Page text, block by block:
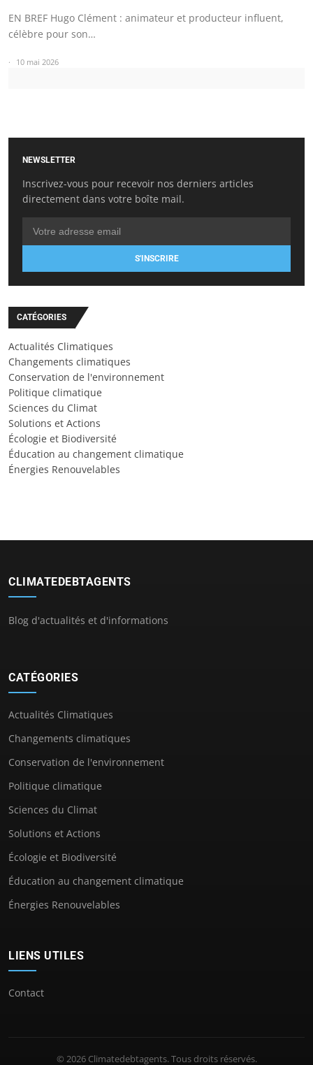
EN BREF Hugo Clément : animateur et producteur influent,
célèbre pour son…
10 mai 2026
NEWSLETTER
Inscrivez-vous pour recevoir nos derniers articles
directement dans votre boîte mail.
S'INSCRIRE
CATÉGORIES
Actualités Climatiques
Changements climatiques
Conservation de l'environnement
Politique climatique
Sciences du Climat
Solutions et Actions
Écologie et Biodiversité
Éducation au changement climatique
Énergies Renouvelables
CLIMATEDEBTAGENTS
Blog d'actualités et d'informations
CATÉGORIES
Actualités Climatiques
Changements climatiques
Conservation de l'environnement
Politique climatique
Sciences du Climat
Solutions et Actions
Écologie et Biodiversité
Éducation au changement climatique
Énergies Renouvelables
LIENS UTILES
Contact
© 2026 Climatedebtagents. Tous droits réservés.